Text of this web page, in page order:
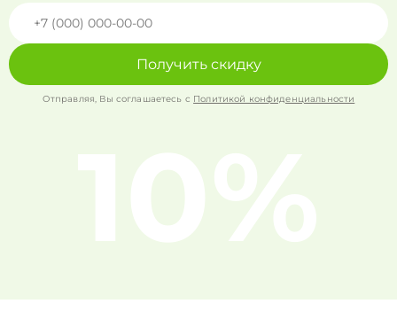
Получить скидку
Отправляя, Вы соглашаетесь с Политикой конфиденциальности
10%